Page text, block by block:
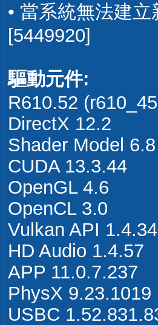
• 當系統無法建
[5449920]
驅動元件:
R610.52
DirectX 12.2
Shader Model 6.8
CUDA 13.3.44
OpenGL 4.6
OpenCL 3.0
Vulkan API
HD Audio 1.4.57
APP 11.0.7.237
PhysX 9.23.1019
USBC